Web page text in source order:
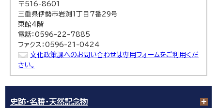
〒516-8601
三重県伊勢市岩渕1丁目7番29号
東館4階
電話：0596-22-7885
ファクス：0596-21-0424
文化政策課へのお問い合わせは専用フォームをご利用くだ
さい。
史跡・名勝・天然記念物